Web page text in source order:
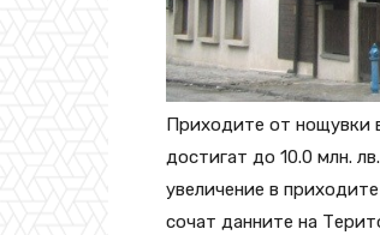
Приходите от нощувки
достигат до 10.0 млн.
увеличение в
сочат данните на